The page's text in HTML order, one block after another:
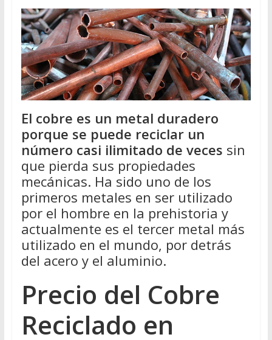
El cobre es un metal duradero
porque se puede reciclar un
número casi ilimitado de veces sin
que pierda sus propiedades
mecánicas. Ha sido uno de los
primeros metales en ser utilizado
por el hombre en la prehistoria y
actualmente es el tercer metal más
utilizado en el mundo, por detrás
del acero y el aluminio.
Precio del Cobre
Reciclado en